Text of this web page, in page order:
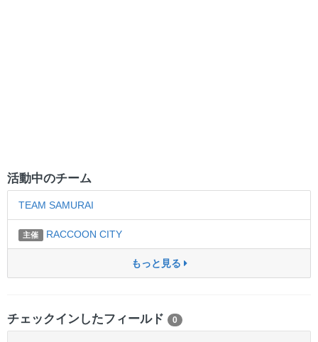
活動中のチーム
TEAM SAMURAI
主催 RACCOON CITY
もっと見る
チェックインしたフィールド 0